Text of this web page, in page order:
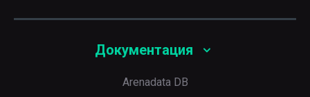
Документация
Arenadata DB